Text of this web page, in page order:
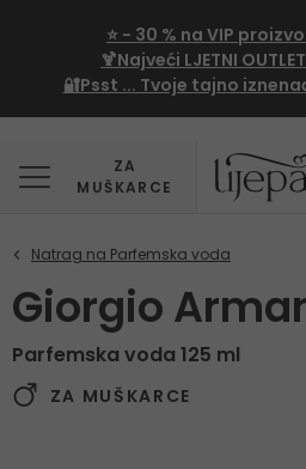
⭐ - 30 % na VIP
🍹Najveći LJETNI
🔐Psst ... Tvoje tajno
ZA
MUŠKARCE
Giorgio
Parfemska voda 125 ml
ZA MUŠKARCE